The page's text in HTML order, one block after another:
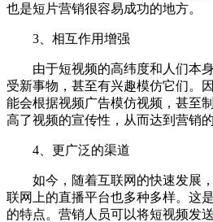
也是短片营销很容易成功的地方。
3、相互作用增强
由于短视频的高纬度和人们本身
受新事物，甚至有兴趣模仿它们。
能会根据视频广告模仿视频，甚至
高了视频的宣传性，从而达到营销的
4、更广泛的渠道
如今，随着互联网的快速发展，
联网上的直播平台也多种多样。这
的特点。营销人员可以将短视频发